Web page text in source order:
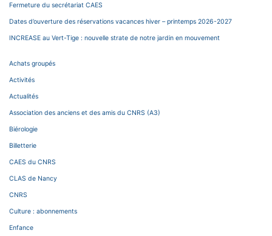
Fermeture du secrétariat CAES
Dates d’ouverture des réservations vacances hiver – printemps 2026-2027
INCREASE au Vert-Tige : nouvelle strate de notre jardin en mouvement
Achats groupés
Activités
Actualités
Association des anciens et des amis du CNRS (A3)
Biérologie
Billetterie
CAES du CNRS
CLAS de Nancy
CNRS
Culture : abonnements
Enfance